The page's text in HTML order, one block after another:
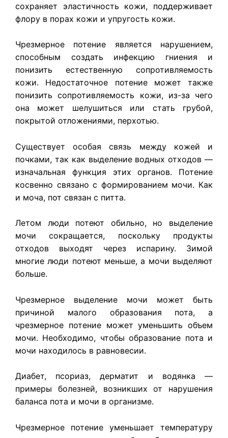
сохраняет эластичность кожи, поддерживает
флору в порах кожи и упругость кожи.
Чрезмерное потение является нарушением,
способным создать инфекцию гниения и
понизить естественную сопротивляемость
кожи. Недостаточное потение может также
понизить сопротивляемость кожи, из-за чего
она может шелушиться или стать грубой,
покрытой отложениями, перхотью.
Существует особая связь между кожей и
почками, так как выделение водных отходов —
изначальная функция этих органов. Потение
косвенно связано с формированием мочи. Как
и моча, пот связан с питта.
Летом люди потеют обильно, но выделение
мочи сокращается, поскольку продукты
отходов выходят через испарину. Зимой
многие люди потеют меньше, а мочи выделяют
больше.
Чрезмерное выделение мочи может быть
причиной малого образования пота, а
чрезмерное потение может уменьшить объем
мочи. Необходимо, чтобы образование пота и
мочи находилось в равновесии.
Диабет, псориаз, дерматит и водянка —
примеры болезней, возникших от нарушения
баланса пота и мочи в организме.
Чрезмерное потение уменьшает температуру